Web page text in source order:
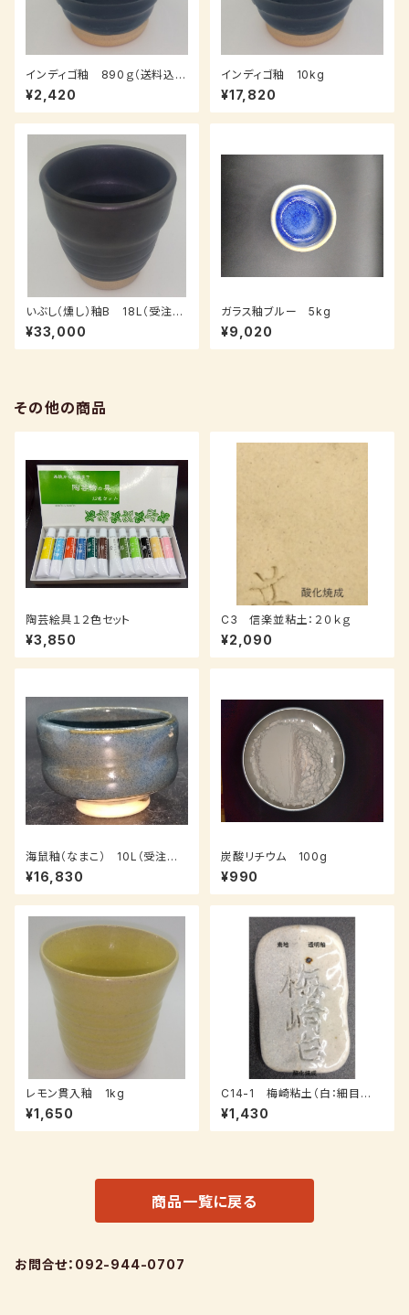
インディゴ釉 890ｇ（送料込
み：クロネコパケット、受注後、7
～14日後発送）
¥2,420
インディゴ釉 10kg
¥17,820
いぶし（燻し）釉B 18L（受注
後、3～7日後発送）
¥33,000
ガラス釉ブルー 5kg
¥9,020
その他の商品
陶芸絵具１２色セット
¥3,850
C3 信楽並粘土：２０ｋｇ
¥2,090
海鼠釉（なまこ） 10L（受注後、
7～14日後発送）
¥16,830
炭酸リチウム 100g
¥990
レモン貫入釉 1kg
¥1,650
C14-1 梅崎粘土（白：細目
土）：１０ｋｇ
¥1,430
商品一覧に戻る
お問合せ：092-944-0707